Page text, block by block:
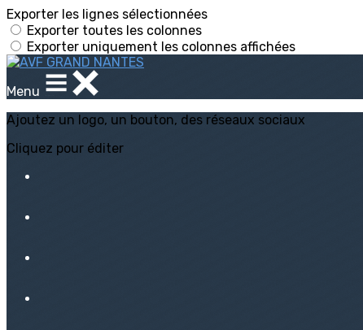
Exporter les lignes sélectionnées
Exporter toutes les colonnes
Exporter uniquement les colonnes affichées
Menu
Ajoutez un logo, un bouton, des réseaux sociaux
Cliquez pour éditer